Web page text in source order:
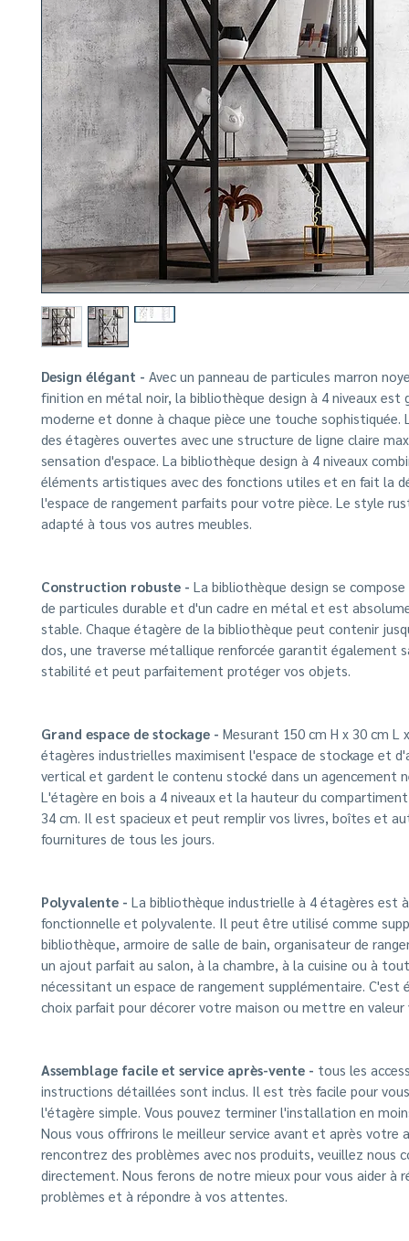
Design élégant - Avec un panneau de particules marron
finition en métal noir, la bibliothèque design à 4 niveaux est
moderne et donne à chaque pièce une touche sophistiquée.
des étagères ouvertes avec une structure de ligne claire
sensation d'espace. La bibliothèque design à 4 niveaux
éléments artistiques avec des fonctions utiles et en fait la
l'espace de rangement parfaits pour votre pièce. Le style
adapté à tous vos autres meubles.
Construction robuste - La bibliothèque design se compose
de particules durable et d'un cadre en métal et est
stable. Chaque étagère de la bibliothèque peut contenir
dos, une traverse métallique renforcée garantit également
stabilité et peut parfaitement protéger vos objets.
Grand espace de stockage - Mesurant 150 cm H x 30 cm L
étagères industrielles maximisent l'espace de stockage et
vertical et gardent le contenu stocké dans un agencement
L'étagère en bois a 4 niveaux et la hauteur du
34 cm. Il est spacieux et peut remplir vos livres, boîtes et
fournitures de tous les jours.
Polyvalente - La bibliothèque industrielle à 4 étagères est
fonctionnelle et polyvalente. Il peut être utilisé comme
bibliothèque, armoire de salle de bain, organisateur de
un ajout parfait au salon, à la chambre, à la cuisine ou à
nécessitant un espace de rangement supplémentaire. C'est
choix parfait pour décorer votre maison ou mettre en valeur
Assemblage facile et service après-vente - tous les
instructions détaillées sont inclus. Il est très facile pour
l'étagère simple. Vous pouvez terminer l'installation en
Nous vous offrirons le meilleur service avant et après votre
rencontrez des problèmes avec nos produits, veuillez nous
directement. Nous ferons de notre mieux pour vous aider à
problèmes et à répondre à vos attentes.